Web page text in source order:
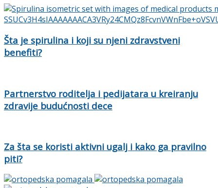
Šta je spirulina i koji su njeni zdravstveni
benefiti?
Partnerstvo roditelja i pedijatara u kreiranju
zdravije budućnosti dece
Za šta se koristi aktivni ugalj i kako ga pravilno
piti?